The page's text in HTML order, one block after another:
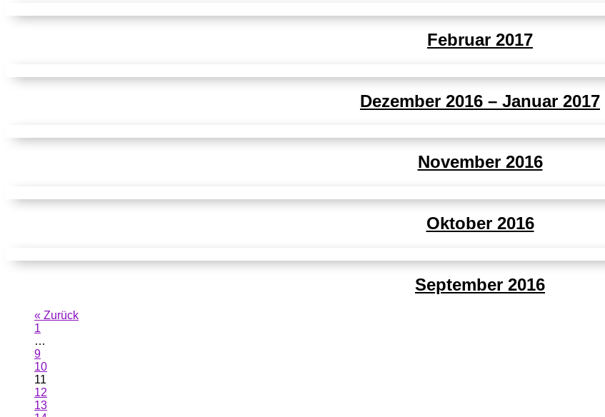
Februar 2017
Dezember 2016 – Januar 2017
November 2016
Oktober 2016
September 2016
« Zurück
1
…
9
10
11
12
13